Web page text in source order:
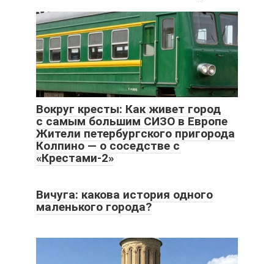
Вокруг кресты: Как живет город
с самым большим СИЗО в Европе
Жители петербургского пригорода
Колпино — о соседстве с
«Крестами-2»
Вичуга: какова история одного
маленького города?